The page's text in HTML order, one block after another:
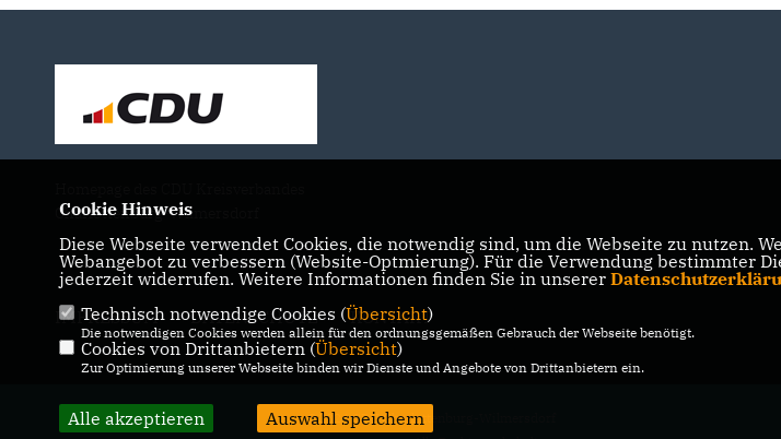
Charlottenburg-Wilmersdorf
IMPRESSUM DATENSCHUTZ KONTAKT
@2026 CDU Charlottenburg-Wilmersdorf
Cookie Hinweis
Diese Webseite verwendet Cookies, die notwendig sind, um die Webseite zu
Webangebot zu verbessern (Website-Optmierung). Für die Verwendung bestimmter
jederzeit widerrufen. Weitere Informationen finden Sie in unserer
Technisch notwendige Cookies (Übersicht)
Die notwendigen Cookies werden allein für den ordnungsgemäßen Gebrauch der Webseite benötigt.
Cookies von Drittanbietern (Übersicht)
Zur Optimierung unserer Webseite binden wir Dienste und Angebote von Drittanbietern ein.
Alle akzeptieren Auswahl speichern